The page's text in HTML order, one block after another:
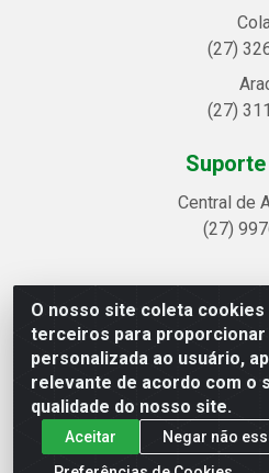
O nosso site coleta
terceiros para proporcionar
personalizada ao usuário,
relevante de acordo com o
qualidade do nosso site.
Aceitar
Negar não
(27)
(27)
Central de
(27)
Linhavix Distribuidora LTDA
Quadra314 Lote 05 e 07 -
29.901-605 - CNPJ